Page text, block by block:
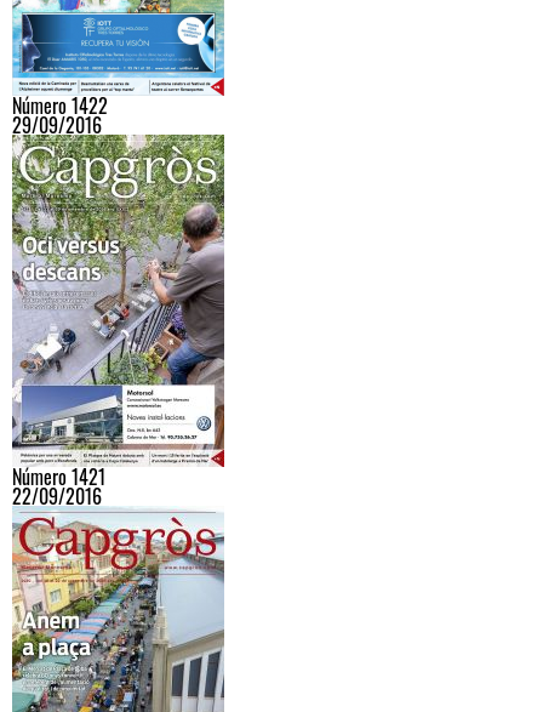
Número 1422
29/09/2016
Número 1421
22/09/2016